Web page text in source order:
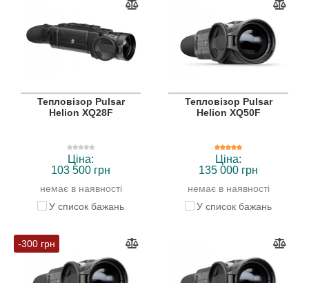
Тепловізор Pulsar
Helion XQ28F
Ціна:
103 500 грн
немає в наявності
У список бажань
Тепловізор Pulsar
Helion XQ50F
Ціна:
135 000 грн
немає в наявності
У список бажань
-300 грн